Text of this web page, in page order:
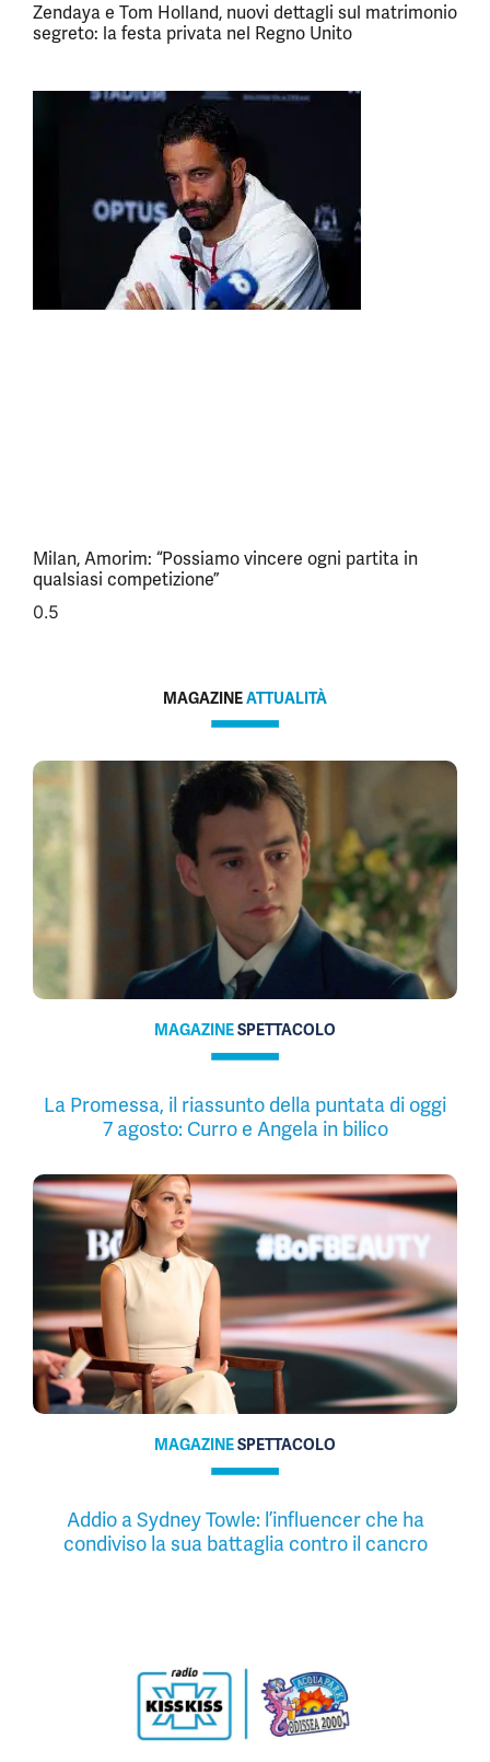
Zendaya e Tom Holland, nuovi dettagli sul matrimonio
segreto: la festa privata nel Regno Unito
Milan, Amorim: “Possiamo vincere ogni partita in
qualsiasi competizione”
MAGAZINEATTUALITÀ
MAGAZINESPETTACOLO
La Promessa, il riassunto della puntata di oggi
7 agosto: Curro e Angela in bilico
MAGAZINESPETTACOLO
Addio a Sydney Towle: l’influencer che ha
condiviso la sua battaglia contro il cancro